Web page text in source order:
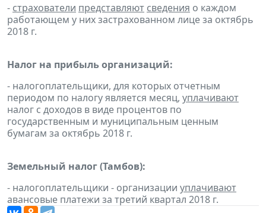
- страхователи представляют сведения о каждом
работающем у них застрахованном лице за октябрь
2018 г.
Налог на прибыль организаций:
- налогоплательщики, для которых отчетным
периодом по налогу является месяц, уплачивают
налог с доходов в виде процентов по
государственным и муниципальным ценным
бумагам за октябрь 2018 г.
Земельный налог (Тамбов):
- налогоплательщики - организации уплачивают
авансовые платежи за третий квартал 2018 г.